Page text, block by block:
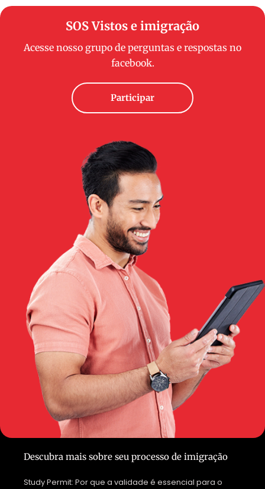
SOS Vistos e imigração
Acesse nosso grupo de perguntas e respostas no
facebook.
Participar
Descubra mais sobre seu processo de imigração
Study Permit: Por que a validade é essencial para o